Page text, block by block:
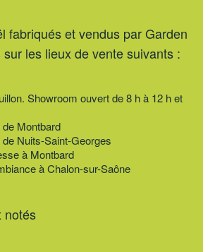
fabriqués et vendus par Garden
les lieux de vente suivants :
Showroom ouvert de 8 h à 12 h et
Montbard
Nuits-Saint-Georges
à Montbard
à Chalon-sur-Saône
notés